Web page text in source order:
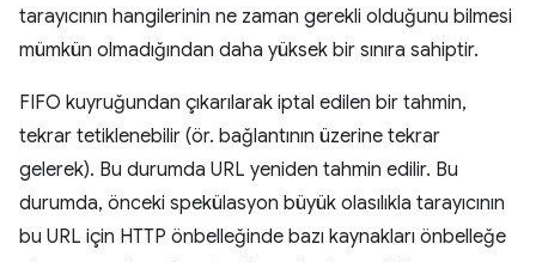
tarayıcının hangilerinin ne zaman gerekli olduğunu bilmesi
mümkün olmadığından daha yüksek bir sınıra sahiptir.
FIFO kuyruğundan çıkarılarak iptal edilen bir tahmin,
tekrar tetiklenebilir (ör. bağlantının üzerine tekrar
gelerek). Bu durumda URL yeniden tahmin edilir. Bu
durumda, önceki spekülasyon büyük olasılıkla tarayıcının
bu URL için HTTP önbelleğinde bazı kaynakları önbelleğe